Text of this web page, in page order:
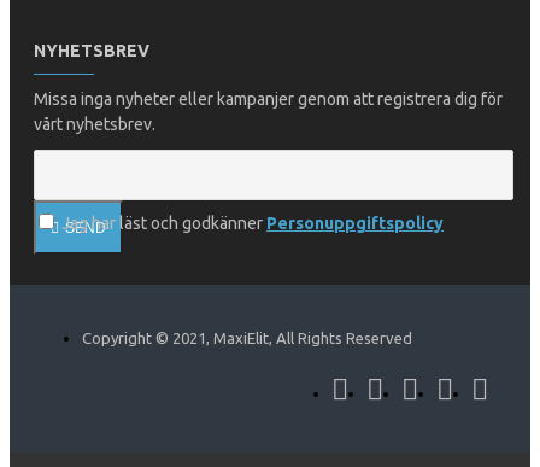
NYHETSBREV
Missa inga nyheter eller kampanjer genom att registrera dig för
vårt nyhetsbrev.
SEND
Jag har läst och godkänner Personuppgiftspolicy
Copyright © 2021, MaxiElit, All Rights Reserved